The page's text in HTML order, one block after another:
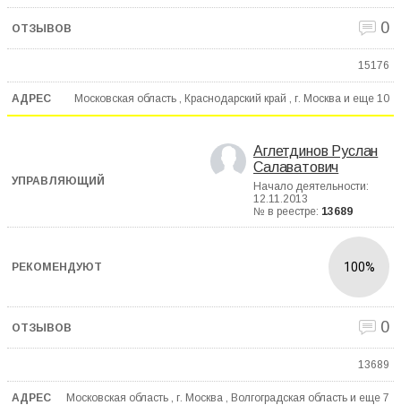
0
15176
Московская область , Краснодарский край , г. Москва и еще 10
Аглетдинов Руслан
Салаватович
Начало деятельности:
12.11.2013
№ в реестре: 13689
100%
0
13689
Московская область , г. Москва , Волгоградская область и еще 7